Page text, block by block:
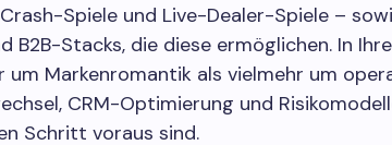
Spiele und Live-Dealer-Spiele –
B2B-Stacks, die diese ermöglichen. In
um Markenromantik als vielmehr um
CRM-Optimierung und
Schritt voraus sind.